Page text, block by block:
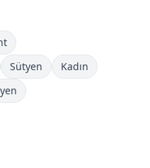
Sütyen
Kadın